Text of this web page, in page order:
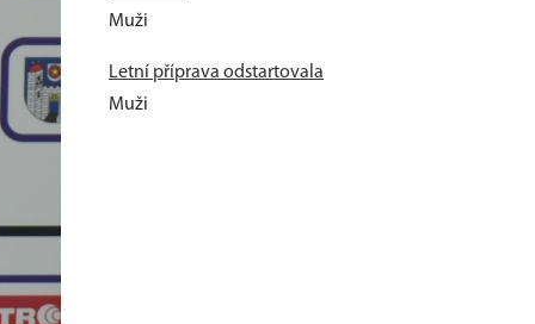
Muži
Letní příprava odstartovala
Muži